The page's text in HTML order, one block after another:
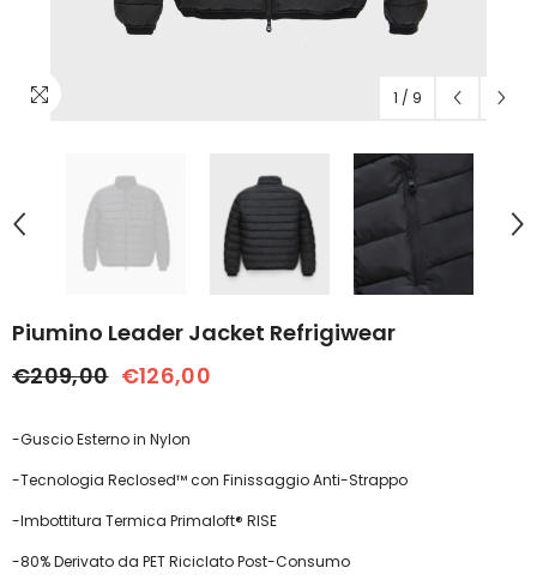
1 / 9
Piumino Leader Jacket Refrigiwear
€209,00 €126,00
-Guscio Esterno in Nylon
-Tecnologia Reclosed™ con Finissaggio Anti-Strappo
-Imbottitura Termica Primaloft® RISE
-80% Derivato da PET Riciclato Post-Consumo